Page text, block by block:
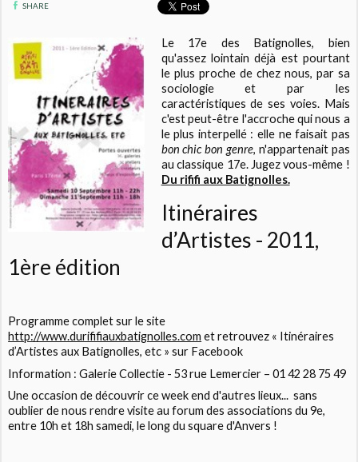
SHARE
Le 17e des Batignolles, bien
qu'assez lointain déjà est pourtant
le plus proche de chez nous, par sa
sociologie et par les
caractéristiques de ses voies. Mais
c'est peut-être l'accroche qui nous a
le plus interpellé : elle ne faisait pas
bon chic bon genre, n'appartenait pas
au classique 17e. Jugez vous-même !
Du rififi aux Batignolles.
Itinéraires
d’Artistes - 2011,
1ère édition
Programme complet sur le site
http://www.durififiauxbatignolles.com et retrouvez « Itinéraires
d’Artistes aux Batignolles, etc » sur Facebook
Information : Galerie Collectie - 53 rue Lemercier – 01 42 28 75 49
Une occasion de découvrir ce week end d'autres lieux... sans
oublier de nous rendre visite au forum des associations du 9e,
entre 10h et 18h samedi, le long du square d'Anvers !